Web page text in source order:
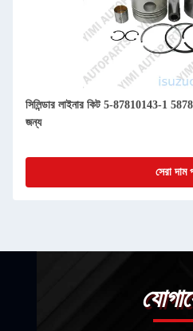
সিলিন্ডার লাইনার কিট 5-87810143-1
জন্য
সেরা দাম